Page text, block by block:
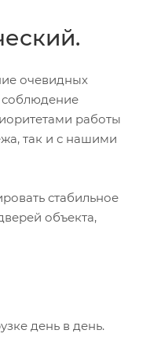
очевидных
соблюдение
работы
так и с нашими
стабильное
объекта,
день в день.